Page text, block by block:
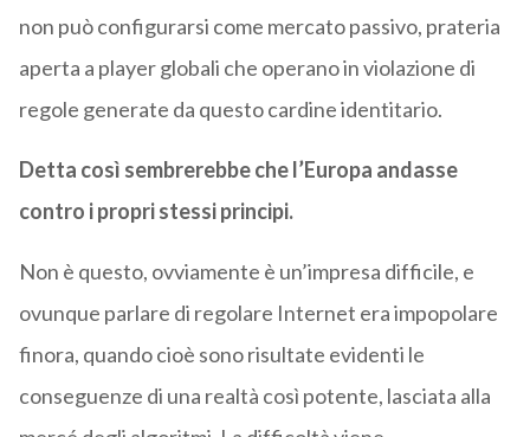
non può configurarsi come mercato passivo, prateria
aperta a player globali che operano in violazione di
regole generate da questo cardine identitario.
Detta così sembrerebbe che l’Europa andasse
contro i propri stessi principi.
Non è questo, ovviamente è un’impresa difficile, e
ovunque parlare di regolare Internet era impopolare
finora, quando cioè sono risultate evidenti le
conseguenze di una realtà così potente, lasciata alla